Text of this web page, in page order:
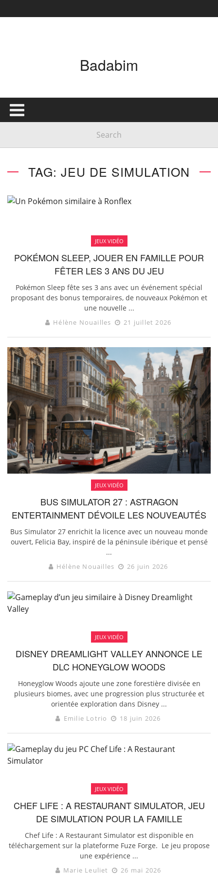
Badabim
TAG: JEU DE SIMULATION
JEUX VIDÉO
POKÉMON SLEEP, JOUER EN FAMILLE POUR
FÊTER LES 3 ANS DU JEU
Pokémon Sleep fête ses 3 ans avec un événement spécial
proposant des bonus temporaires, de nouveaux Pokémon et
une nouvelle ...
Hélène Nouailles 21 juillet 2026
JEUX VIDÉO
BUS SIMULATOR 27 : ASTRAGON
ENTERTAINMENT DÉVOILE LES NOUVEAUTÉS
Bus Simulator 27 enrichit la licence avec un nouveau monde
ouvert, Felicia Bay, inspiré de la péninsule ibérique et pensé
...
Hélène Nouailles 26 juin 2026
JEUX VIDÉO
DISNEY DREAMLIGHT VALLEY ANNONCE LE
DLC HONEYGLOW WOODS
Honeyglow Woods ajoute une zone forestière divisée en
plusieurs biomes, avec une progression plus structurée et
orientée exploration dans Disney ...
Emilie Lotrio 18 juin 2026
JEUX VIDÉO
CHEF LIFE : A RESTAURANT SIMULATOR, JEU
DE SIMULATION POUR LA FAMILLE
Chef Life : A Restaurant Simulator est disponible en
téléchargement sur la plateforme Fuze Forge. Le jeu propose
une expérience ...
Marie Leuliet 26 mai 2026